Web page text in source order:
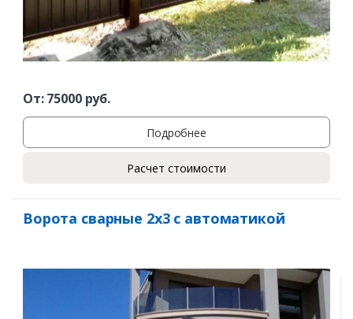
От:75000руб.
Подробнее
Расчет стоимости
Ворота сварные 2х3 с автоматикой